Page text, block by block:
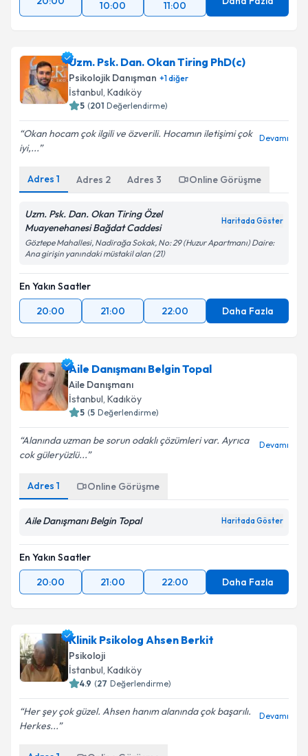
10:00 11:00
Uzm. Psk. Dan. Okan Tiring PhD(c)
Psikolojik Danışman +1diğer
İstanbul, Kadıköy
5 (201 Değerlendirme)
Okan hocam çok ilgili ve özverili. Hocamın iletişimi çok
iyi,...
Devamı
Adres 1 Adres 2 Adres 3 Online Görüşme
Uzm. Psk. Dan. Okan Tiring Özel
Muayenehanesi Bağdat Caddesi
Haritada Göster
Göztepe Mahallesi, Nadirağa Sokak, No: 29 (Huzur Apartmanı) Daire:
Ana girişin yanındaki müstakil alan (21)
En Yakın Saatler
20:00
21:00 22:00 Daha Fazla
Aile Danışmanı Belgin Topal
Aile Danışmanı
İstanbul, Kadıköy
5 (5 Değerlendirme)
Alanında uzman be sorun odaklı çözümleri var. Ayrıca
cok güleryüzlü...
Devamı
Adres 1 Online Görüşme
Aile Danışmanı Belgin Topal Haritada Göster
En Yakın Saatler
20:00
21:00 22:00 Daha Fazla
Klinik Psikolog Ahsen Berkit
Psikoloji
İstanbul, Kadıköy
4.9 (27 Değerlendirme)
Her şey çok güzel. Ahsen hanım alanında çok başarılı.
Herkes...
Devamı